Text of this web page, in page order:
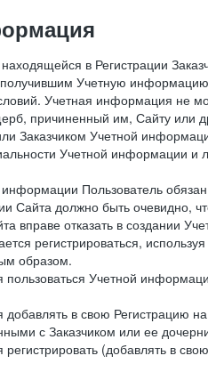
в Регистрации
Учетную
Учетная информация не
причиненный им, Сайту
Заказчиком Учетной
Учетной информации
Пользователь
Сайта должно быть очевидно,
вправе отказать в создании
регистрироваться,
образом.
пользоваться Учетной
добавлять в свою Регистрацию
с Заказчиком или ее
регистрировать (добавлять в